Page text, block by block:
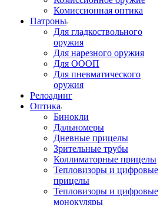
Комиссионная оптика
Патроны
Для гладкоствольного
оружия
Для нарезного оружия
Для ОООП
Для пневматического
оружия
Релоадинг
Оптика
Бинокли
Дальномеры
Дневные прицелы
Зрительные трубы
Коллиматорные прицелы
Тепловизоры и цифровые
прицелы
Тепловизоры и цифровые
монокуляры